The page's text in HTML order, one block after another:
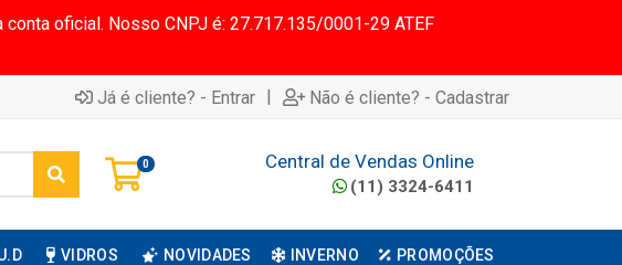
oficial. Nosso CNPJ é: 27.717.135/0001-29 ATEF
Já é cliente? - Entrar | Não é cliente? - Cadastrar
0 Central de Vendas Online
(11) 3324-6411
VIDROS NOVIDADES INVERNO PROMOÇÕES